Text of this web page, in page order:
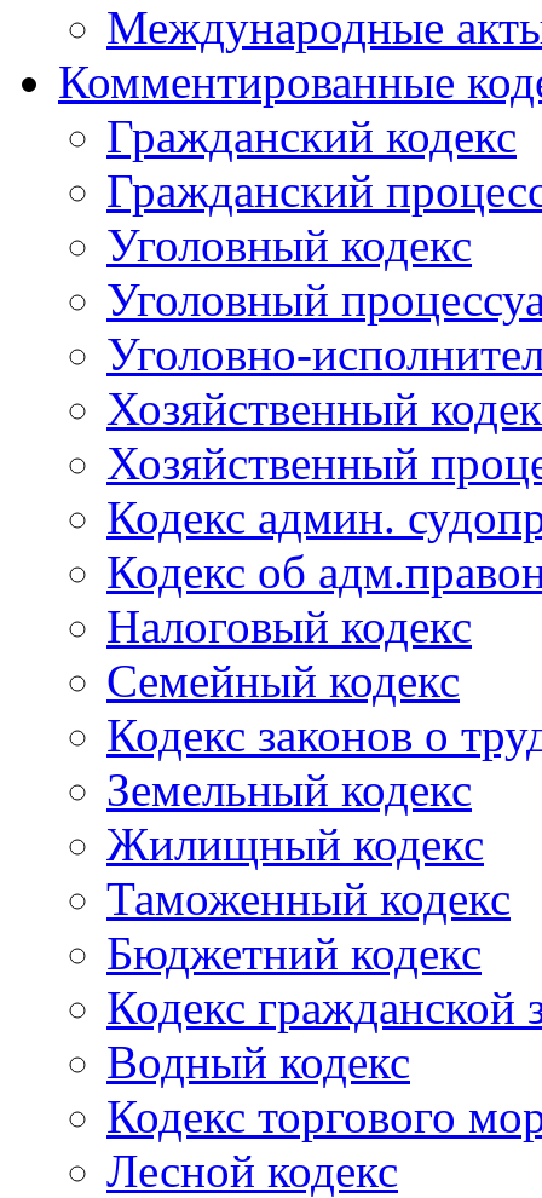
Международные
Комментированные
Гражданский кодекс
Гражданский
Уголовный кодекс
Уголовный
Уголовно-
Хозяйственный
Хозяйственный
Кодекс админ.
Кодекс об
Налоговый кодекс
Семейный кодекс
Кодекс законов о
Земельный кодекс
Жилищный кодекс
Таможенный кодекс
Бюджетний кодекс
Кодекс гражданской
Водный кодекс
Кодекс торгового
Лесной кодекс